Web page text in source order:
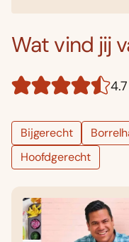
Wat vind jij
Bijgerecht
Hoofdgerecht